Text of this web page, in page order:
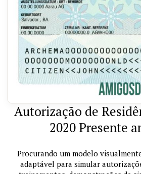
Autorização de
2020 Presente
Procurando um modelo
adaptável para simular